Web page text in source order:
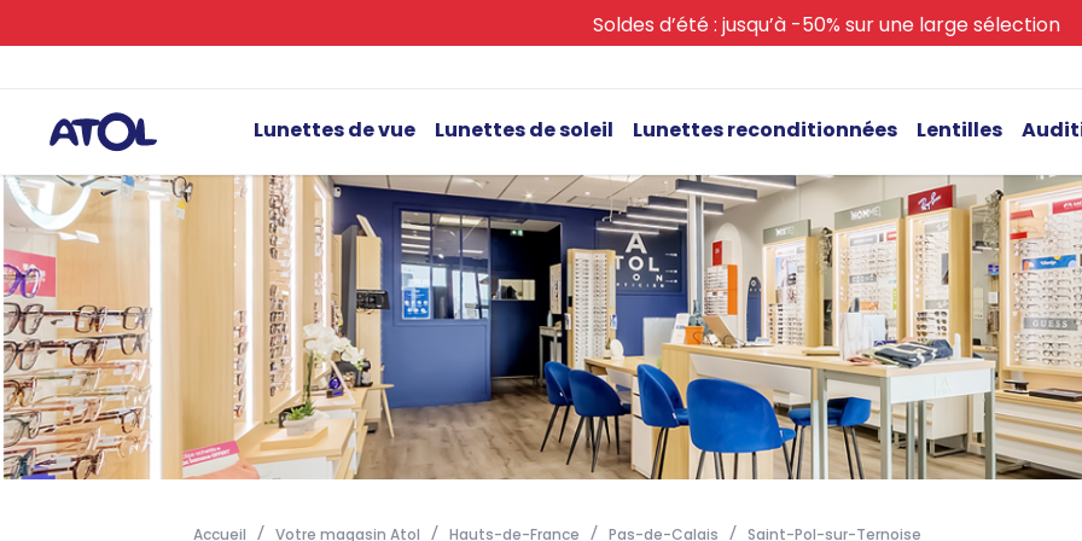
Soldes d’été : jusqu’à -50% sur une large sélection
Lunettes de vue Lunettes de soleil Lunettes reconditionnées Lentilles
Accueil Votre magasin Atol Hauts-de-France Pas-de-Calais
Saint-Pol-sur-Ternoise